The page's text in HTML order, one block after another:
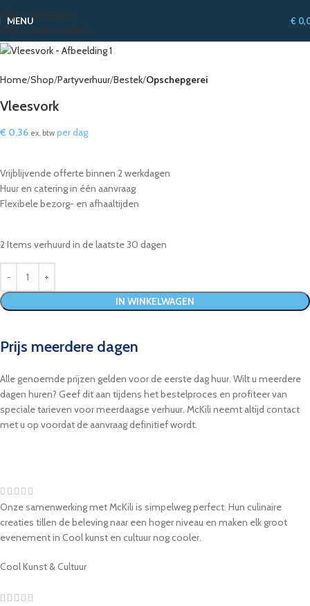
Skip to navigation
Skip to main content
MENU €
Home Shop Partyverhuur Bestek Opschepgerei
Vleesvork
€ 0,36 ex. btw per dag
Vrijblijvende offerte binnen 2 werkdagen
Huur en catering in één aanvraag
Flexibele bezorg- en afhaaltijden
2 Items verhuurd in de laatste 30 dagen
IN WINKELWAGEN
Prijs meerdere dagen
Alle genoemde prijzen gelden voor de eerste dag huur. Wilt u meerdere
dagen huren? Geef dit aan tijdens het bestelproces en profiteer van
speciale tarieven voor meerdaagse verhuur. McKili neemt altijd contact
met u op voordat de aanvraag definitief wordt.
Onze samenwerking met McKili is simpelweg perfect. Hun culinaire
creaties tillen de beleving naar een hoger niveau en maken elk groot
evenement in Cool kunst en cultuur nog cooler.
Cool Kunst & Cultuur